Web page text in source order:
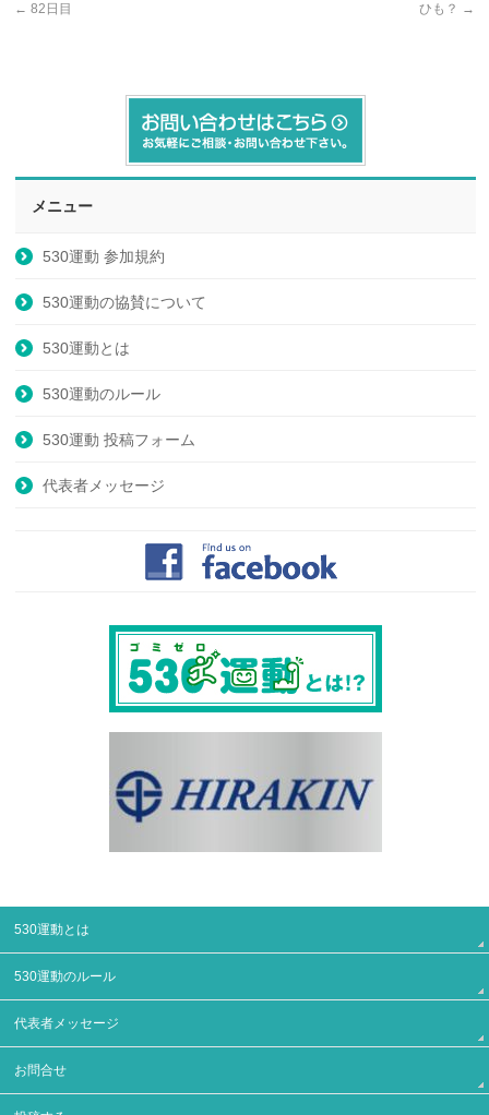
← 82日目 ひも？ →
メニュー
530運動 参加規約
530運動の協賛について
530運動とは
530運動のルール
530運動 投稿フォーム
代表者メッセージ
530運動とは
530運動のルール
代表者メッセージ
お問合せ